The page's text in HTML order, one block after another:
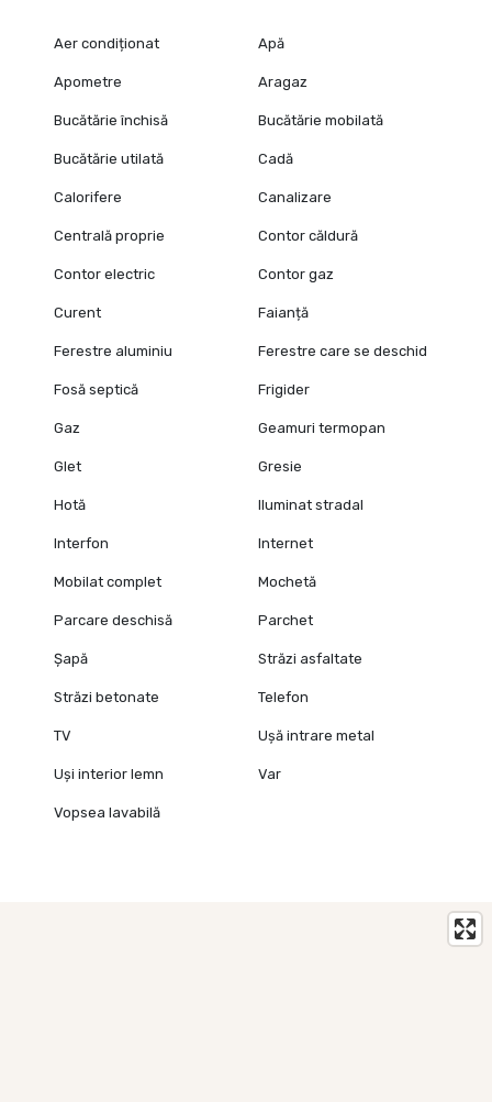
Aer condiționat Apă
Apometre Aragaz
Bucătărie închisă Bucătărie mobilată
Bucătărie utilată Cadă
Calorifere Canalizare
Centrală proprie Contor căldură
Contor electric Contor gaz
Curent Faianță
Ferestre aluminiu Ferestre care se deschid
Fosă septică Frigider
Gaz Geamuri termopan
Glet Gresie
Hotă Iluminat stradal
Interfon Internet
Mobilat complet Mochetă
Parcare deschisă Parchet
Șapă Străzi asfaltate
Străzi betonate Telefon
TV Ușă intrare metal
Uși interior lemn Var
Vopsea lavabilă